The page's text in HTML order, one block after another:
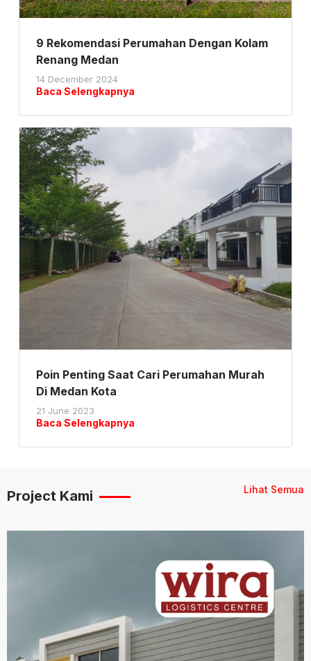
9 Rekomendasi Perumahan Dengan Kolam
Renang Medan
14 December 2024
Baca Selengkapnya
Poin Penting Saat Cari Perumahan Murah
Di Medan Kota
21 June 2023
Baca Selengkapnya
Project Kami Lihat Semua